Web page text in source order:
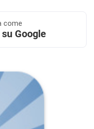
come
Google